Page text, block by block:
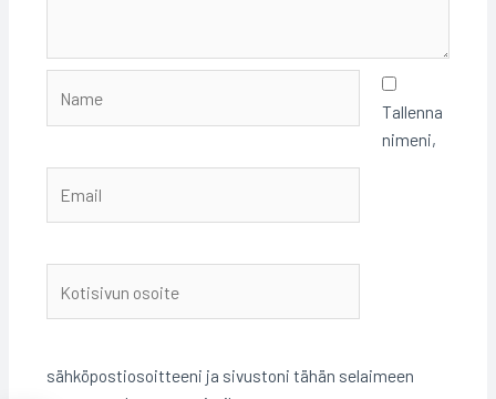
osoite
Tallenna
nimeni,
sähköpostiosoitteeni ja sivustoni tähän selaimeen